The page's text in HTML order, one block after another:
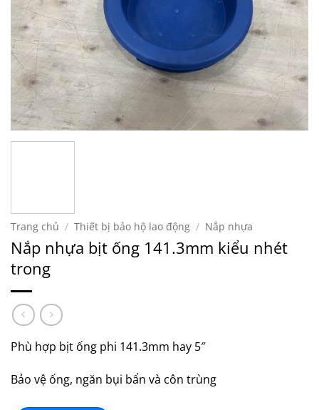
Trang chủ / Thiết bị bảo hộ lao động / Nắp nhựa
Nắp nhựa bịt ống 141.3mm kiểu nhét
trong
Phù hợp bịt ống phi 141.3mm hay 5″
Bảo vệ ống, ngăn bụi bẩn và côn trùng